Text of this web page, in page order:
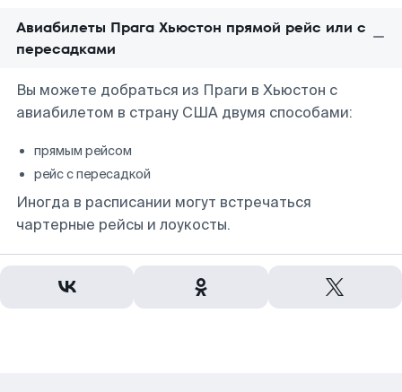
Авиабилеты Прага Хьюстон прямой рейс или с
пересадками
Вы можете добраться из Праги в Хьюстон с
авиабилетом в страну США двумя способами:
прямым рейсом
рейс с пересадкой
Иногда в расписании могут встречаться
чартерные рейсы и лоукосты.